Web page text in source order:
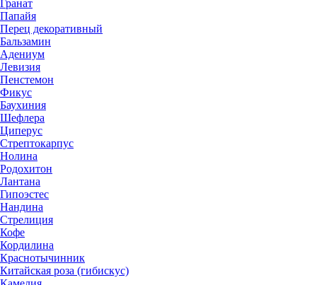
Гранат
Папайя
Перец декоративный
Бальзамин
Адениум
Левизия
Пенстемон
Фикус
Баухиния
Шефлера
Циперус
Стрептокарпус
Нолина
Родохитон
Лантана
Гипоэстес
Нандина
Стрелиция
Кофе
Кордилина
Краснотычинник
Китайская роза (гибискус)